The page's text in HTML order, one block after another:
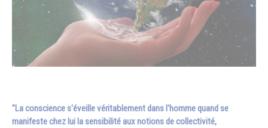
"La conscience s'éveille véritablement dans l'homme quand se
manifeste chez lui la sensibilité aux notions de collectivité,